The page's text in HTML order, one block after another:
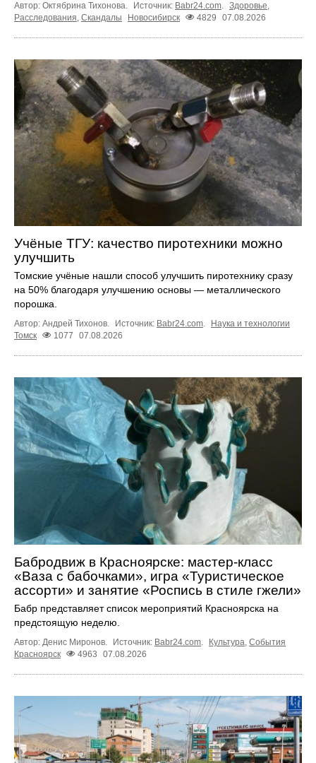
Автор: Октябрина Тихонова. Источник: Babr24.com Здоровье
Расследования Скандалы Новосибирск 4829 07.08.2026
Учёные ТГУ: качество пиротехники можно
улучшить
Томские учёные нашли способ улучшить пиротехнику сразу
на 50% благодаря улучшению основы — металлического
порошка.
Автор: Андрей Тихонов. Источник: Babr24.com.
Наука и технологии
Томск
1077 07.08.2026
Бабродвиж в Красноярске: мастер-класс
«Ваза с бабочками», игра «Туристическое
ассорти» и занятие «Роспись в стиле гжели»
Бабр представляет список мероприятий Красноярска на
предстоящую неделю.
Автор: Денис Миронов. Источник: Babr24.com. Культура, События
Красноярск
4963 07.08.2026